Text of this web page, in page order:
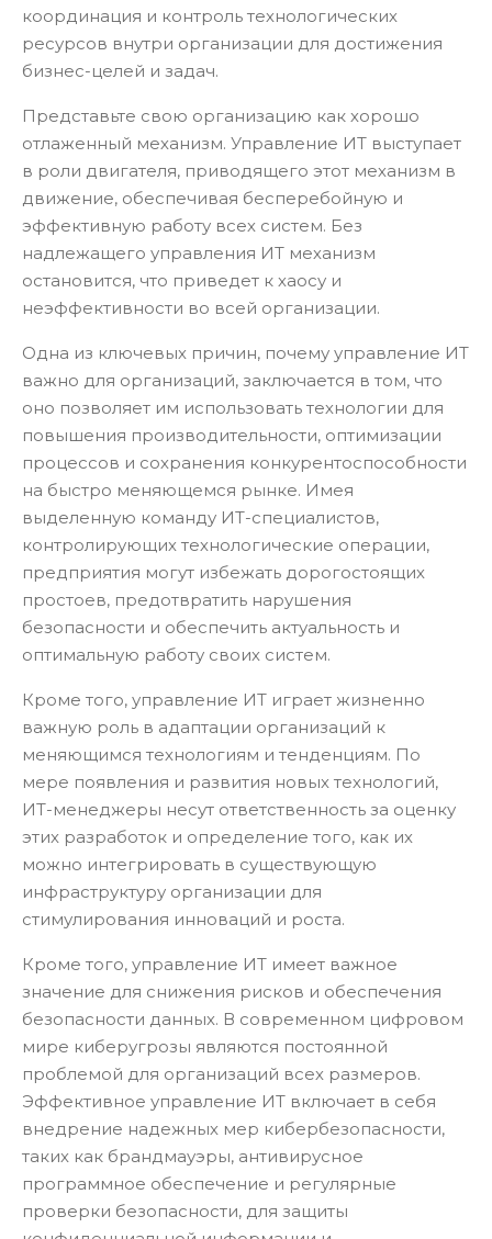
координация и контроль технологических
ресурсов внутри организации для достижения
бизнес-целей и задач.
Представьте свою организацию как хорошо
отлаженный механизм. Управление ИТ выступает
в роли двигателя, приводящего этот механизм в
движение, обеспечивая бесперебойную и
эффективную работу всех систем. Без
надлежащего управления ИТ механизм
остановится, что приведет к хаосу и
неэффективности во всей организации.
Одна из ключевых причин, почему управление ИТ
важно для организаций, заключается в том, что
оно позволяет им использовать технологии для
повышения производительности, оптимизации
процессов и сохранения конкурентоспособности
на быстро меняющемся рынке. Имея
выделенную команду ИТ-специалистов,
контролирующих технологические операции,
предприятия могут избежать дорогостоящих
простоев, предотвратить нарушения
безопасности и обеспечить актуальность и
оптимальную работу своих систем.
Кроме того, управление ИТ играет жизненно
важную роль в адаптации организаций к
меняющимся технологиям и тенденциям. По
мере появления и развития новых технологий,
ИТ-менеджеры несут ответственность за оценку
этих разработок и определение того, как их
можно интегрировать в существующую
инфраструктуру организации для
стимулирования инноваций и роста.
Кроме того, управление ИТ имеет важное
значение для снижения рисков и обеспечения
безопасности данных. В современном цифровом
мире киберугрозы являются постоянной
проблемой для организаций всех размеров.
Эффективное управление ИТ включает в себя
внедрение надежных мер кибербезопасности,
таких как брандмауэры, антивирусное
программное обеспечение и регулярные
проверки безопасности, для защиты